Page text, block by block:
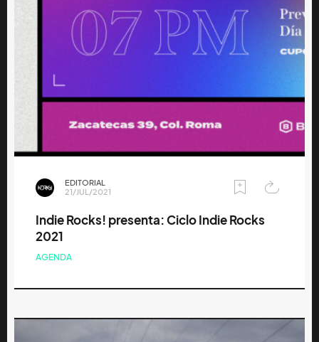
EDITORIAL
21/JUL/2021
Indie Rocks! presenta: Ciclo Indie Rocks
2021
AGENDA